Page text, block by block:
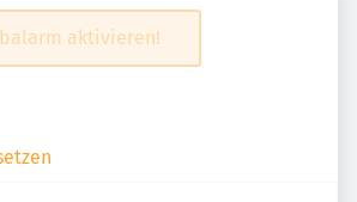
aktivieren!